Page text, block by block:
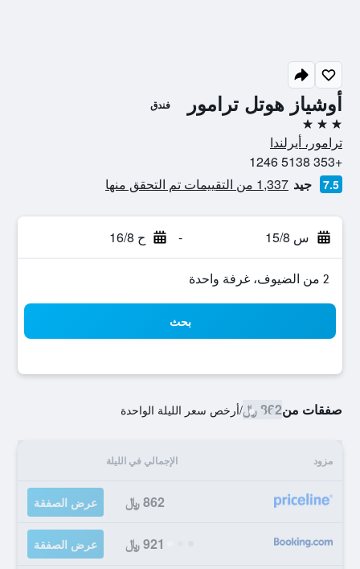
أوشياز هوتل ترامور فندق
3 نجوم
ترامور، أيرلندا
+353 5138 1246
7.5 جيد 1,337 من التقييمات تم التحقق منها
س 15/8 - ح 16/8
2 من الضيوف، غرفة واحدة
بحث
صفقات من862 ﷼ /أرخص سعر الليلة الواحدة
مزود الإجمالي في الليلة
862 ﷼ عرض الصفقة
921 ﷼ عرض الصفقة